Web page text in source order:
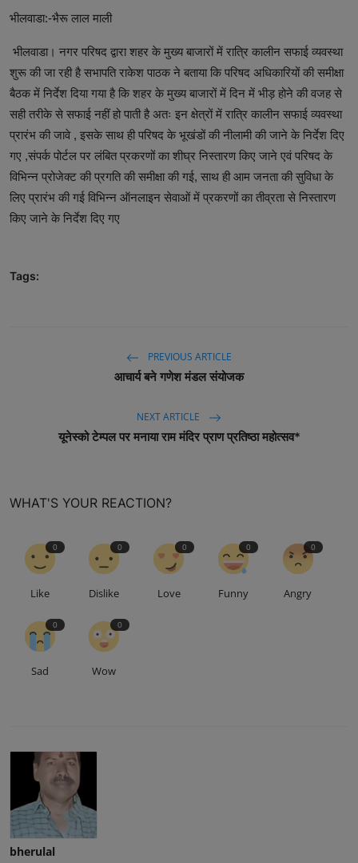
भीलवाडा:-भैरू लाल माली
भीलवाडा। नगर परिषद द्वारा शहर के मुख्य बाजारों में रात्रि कालीन सफाई व्यवस्था
शुरू की जा रही है सभापति राकेश पाठक ने बताया कि परिषद अधिकारियों की समीक्षा
बैठक में निर्देश दिया गया है कि शहर के मुख्य बाजारों में दिन में भीड़ होने की वजह से
सही तरीके से सफाई नहीं हो पाती है अतः इन क्षेत्रों में रात्रि कालीन सफाई व्यवस्था
प्रारंभ की जावे , इसके साथ ही परिषद के भूखंडों की नीलामी की जाने के निर्देश दिए
गए ,संपर्क पोर्टल पर लंबित प्रकरणों का शीघ्र निस्तारण किए जाने एवं परिषद के
विभिन्न प्रोजेक्ट की प्रगति की समीक्षा की गई, साथ ही आम जनता की सुविधा के
लिए प्रारंभ की गई विभिन्न ऑनलाइन सेवाओं में प्रकरणों का तीव्रता से निस्तारण
किए जाने के निर्देश दिए गए
Tags:
PREVIOUS ARTICLE
आचार्य बने गणेश मंडल संयोजक
NEXT ARTICLE
यूनेस्को टेम्पल पर मनाया राम मंदिर प्राण प्रतिष्ठा महोत्सव*
WHAT'S YOUR REACTION?
0
Like
0
Dislike
0
Love
0
Funny
0
Angry
0
Sad
0
Wow
bherulal